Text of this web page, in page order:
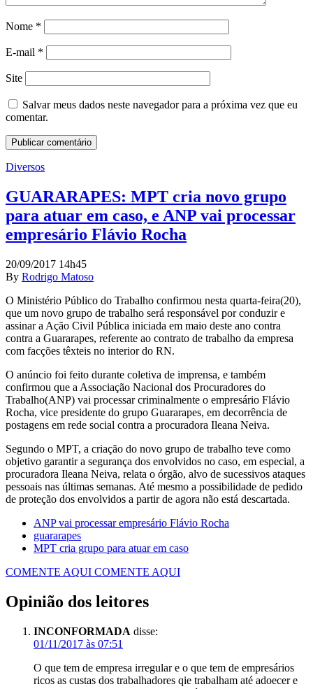
Nome *
E-mail *
Site
Salvar meus dados neste navegador para a próxima vez que eu
comentar.
Diversos
GUARARAPES: MPT cria novo grupo
para atuar em caso, e ANP vai processar
empresário Flávio Rocha
20/09/2017 14h45
By Rodrigo Matoso
O Ministério Público do Trabalho confirmou nesta quarta-feira(20),
que um novo grupo de trabalho será responsável por conduzir e
assinar a Ação Civil Pública iniciada em maio deste ano contra
contra a Guararapes, referente ao contrato de trabalho da empresa
com facções têxteis no interior do RN.
O anúncio foi feito durante coletiva de imprensa, e também
confirmou que a Associação Nacional dos Procuradores do
Trabalho(ANP) vai processar criminalmente o empresário Flávio
Rocha, vice presidente do grupo Guararapes, em decorrência de
postagens em rede social contra a procuradora Ileana Neiva.
Segundo o MPT, a criação do novo grupo de trabalho teve como
objetivo garantir a segurança dos envolvidos no caso, em especial, a
procuradora Ileana Neiva, relata o órgão, alvo de sucessivos ataques
pessoais nas últimas semanas. Até mesmo a possibilidade de pedido
de proteção dos envolvidos a partir de agora não está descartada.
ANP vai processar empresário Flávio Rocha
guararapes
MPT cria grupo para atuar em caso
COMENTE AQUI COMENTE AQUI
Opinião dos leitores
INCONFORMADA disse:
01/11/2017 às 07:51
O que tem de empresa irregular e o que tem de empresários
ricos as custas dos trabalhadores qie trabalham até adoecer e